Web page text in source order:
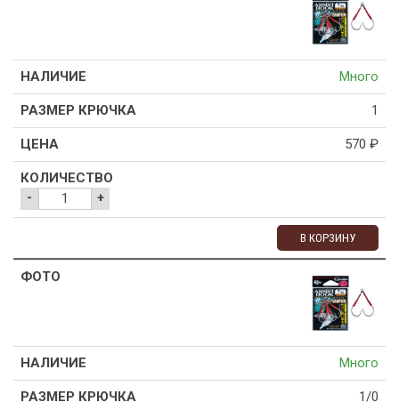
Много
1
570 ₽
- +
В КОРЗИНУ
Много
1/0